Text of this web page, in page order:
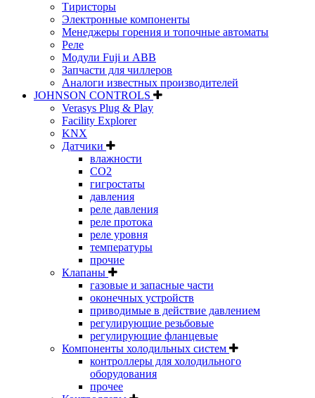
Тиристоры
Электронные компоненты
Менеджеры горения и топочные автоматы
Реле
Модули Fuji и ABB
Запчасти для чиллеров
Аналоги известных производителей
JOHNSON CONTROLS
Verasys Plug & Play
Facility Explorer
KNX
Датчики
влажности
CO2
гигростаты
давления
реле давления
реле протока
реле уровня
температуры
прочие
Клапаны
газовые и запасные части
оконечных устройств
приводимые в действие давлением
регулирующие резьбовые
регулирующие фланцевые
Компоненты холодильных систем
контроллеры для холодильного
оборудования
прочее